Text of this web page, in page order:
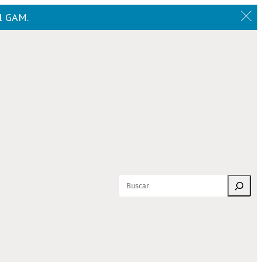
GAM.
Buscar